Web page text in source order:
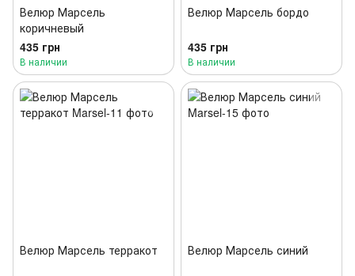
Велюр Марсель
коричневый
435 грн
В наличии
Велюр Марсель бордо
435 грн
В наличии
Велюр Марсель терракот Велюр Марсель синий